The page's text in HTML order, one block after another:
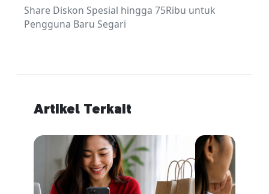
Share Diskon Spesial hingga 75Ribu untuk
Pengguna Baru Segari
Artikel Terkait